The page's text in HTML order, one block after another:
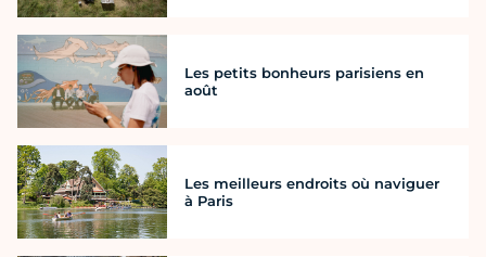
Les petits bonheurs parisiens en
août
Les meilleurs endroits où naviguer
à Paris